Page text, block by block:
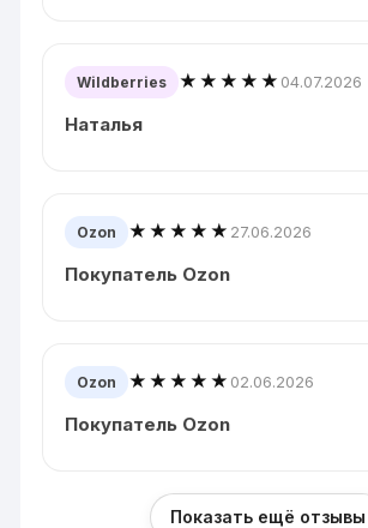
Wildberries ★★★★★ 04.07.2026
Наталья
Ozon ★★★★★ 27.06.2026
Покупатель Ozon
Ozon ★★★★★ 02.06.2026
Покупатель Ozon
Показать ещё отзывы